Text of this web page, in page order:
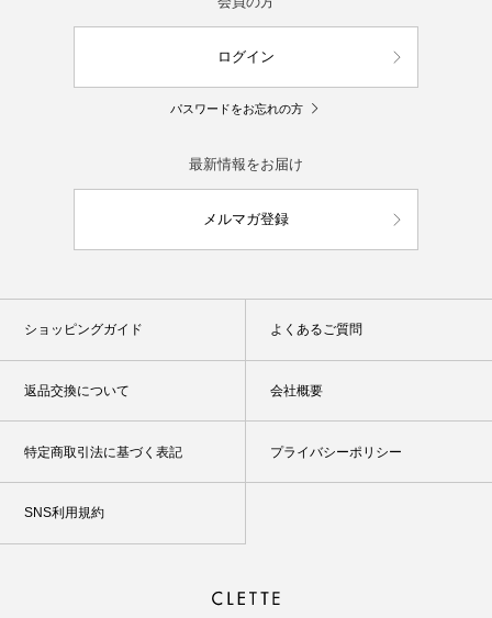
ログイン
パスワードをお忘れの方
最新情報をお届け
メルマガ登録
ショッピングガイド よくあるご質問
返品交換について 会社概要
特定商取引法に基づく表記 プライバシーポリシー
SNS利用規約